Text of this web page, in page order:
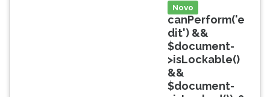
Novo
canPerform('e
dit') &&
$document-
>isLockable()
&&
$document-